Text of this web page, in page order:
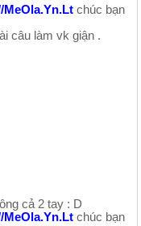
MeOla.Yn.Lt chúc bạn
câu làm vk giận .
cả 2 tay : D
MeOla.Yn.Lt chúc bạn